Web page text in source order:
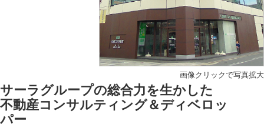
画像クリックで写真拡大
サーラグループの総合力を生かした
不動産コンサルティング＆ディベロッ
パー